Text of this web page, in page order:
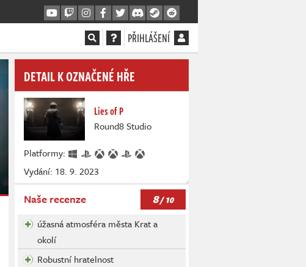
PŘIHLÁŠENÍ
DETAIL K OZNAČENÉ HŘE
Lies of P
Round8 Studio
Platformy:
Vydání: 18. 9. 2023
Naše recenze 8/ 10
úžasná atmosféra města Krat a
okolí
Robustní hratelnost